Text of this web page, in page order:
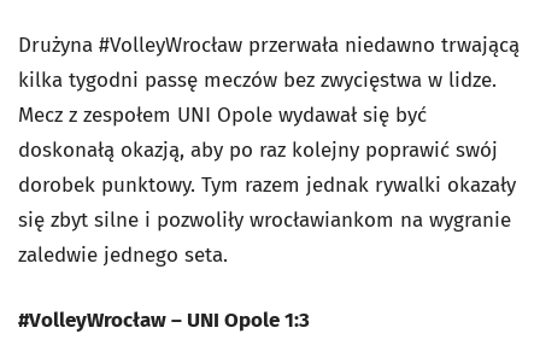
Drużyna #VolleyWrocław przerwała niedawno trwającą
kilka tygodni passę meczów bez zwycięstwa w lidze.
Mecz z zespołem UNI Opole wydawał się być
doskonałą okazją, aby po raz kolejny poprawić swój
dorobek punktowy. Tym razem jednak rywalki okazały
się zbyt silne i pozwoliły wrocławiankom na wygranie
zaledwie jednego seta.
#VolleyWrocław – UNI Opole 1:3